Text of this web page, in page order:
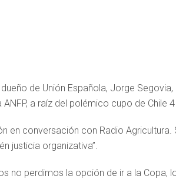
de Unión Española, Jorge
a raíz del polémico cupo de Chile
en conversación con Radio Agricultura.
justicia organizativa”.
no perdimos la opción de ir a la Copa,